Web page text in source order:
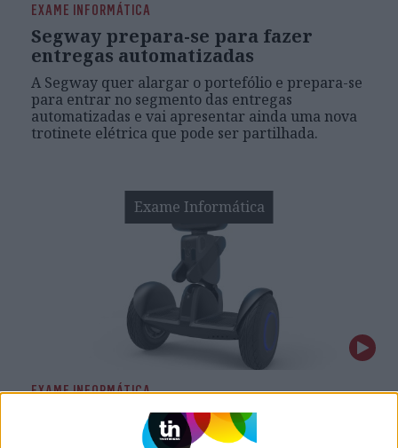
EXAME INFORMÁTICA
Segway prepara-se para fazer
entregas automatizadas
A Segway quer alargar o portefólio e prepara-se
para entrar no segmento das entregas
automatizadas e vai apresentar ainda uma nova
trotinete elétrica que pode ser partilhada.
Exame Informática
EXAME INFORMÁTICA
Loomo, o mini transporte pessoal